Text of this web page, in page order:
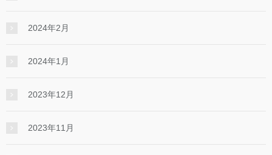
2024年2月
2024年1月
2023年12月
2023年11月